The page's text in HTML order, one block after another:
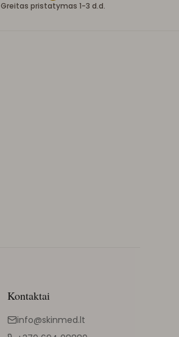
Greitas pristatymas 1-3 d.d.
Kontaktai
info@skinmed.lt